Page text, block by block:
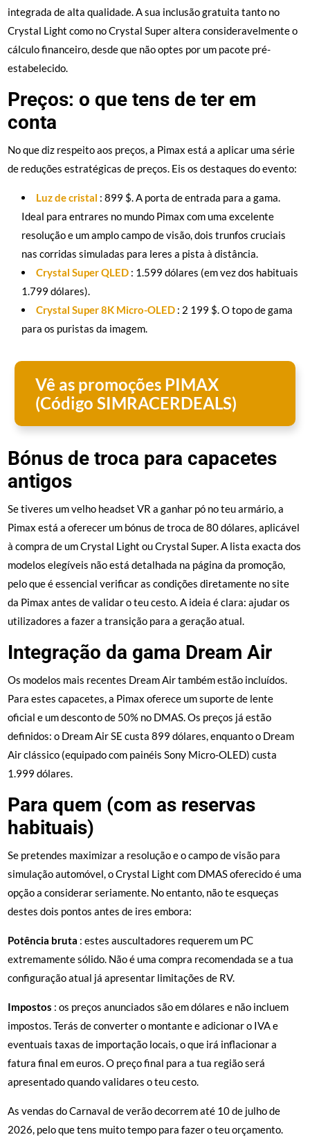
integrada de alta qualidade. A sua inclusão gratuita tanto no
Crystal Light como no Crystal Super altera consideravelmente o
cálculo financeiro, desde que não optes por um pacote pré-
estabelecido.
Preços: o que tens de ter em
conta
No que diz respeito aos preços, a Pimax está a aplicar uma série
de reduções estratégicas de preços. Eis os destaques do evento:
Luz de cristal : 899 $. A porta de entrada para a gama.
Ideal para entrares no mundo Pimax com uma excelente
resolução e um amplo campo de visão, dois trunfos cruciais
nas corridas simuladas para leres a pista à distância.
Crystal Super QLED : 1.599 dólares (em vez dos habituais
1.799 dólares).
Crystal Super 8K Micro-OLED : 2 199 $. O topo de gama
para os puristas da imagem.
Vê as promoções PIMAX
(Código SIMRACERDEALS)
Bónus de troca para capacetes
antigos
Se tiveres um velho headset VR a ganhar pó no teu armário, a
Pimax está a oferecer um bónus de troca de 80 dólares, aplicável
à compra de um Crystal Light ou Crystal Super. A lista exacta dos
modelos elegíveis não está detalhada na página da promoção,
pelo que é essencial verificar as condições diretamente no site
da Pimax antes de validar o teu cesto. A ideia é clara: ajudar os
utilizadores a fazer a transição para a geração atual.
Integração da gama Dream Air
Os modelos mais recentes Dream Air também estão incluídos.
Para estes capacetes, a Pimax oferece um suporte de lente
oficial e um desconto de 50% no DMAS. Os preços já estão
definidos: o Dream Air SE custa 899 dólares, enquanto o Dream
Air clássico (equipado com painéis Sony Micro-OLED) custa
1.999 dólares.
Para quem (com as reservas
habituais)
Se pretendes maximizar a resolução e o campo de visão para
simulação automóvel, o Crystal Light com DMAS oferecido é uma
opção a considerar seriamente. No entanto, não te esqueças
destes dois pontos antes de ires embora:
Potência bruta : estes auscultadores requerem um PC
extremamente sólido. Não é uma compra recomendada se a tua
configuração atual já apresentar limitações de RV.
Impostos : os preços anunciados são em dólares e não incluem
impostos. Terás de converter o montante e adicionar o IVA e
eventuais taxas de importação locais, o que irá inflacionar a
fatura final em euros. O preço final para a tua região será
apresentado quando validares o teu cesto.
As vendas do Carnaval de verão decorrem até 10 de julho de
2026, pelo que tens muito tempo para fazer o teu orçamento.